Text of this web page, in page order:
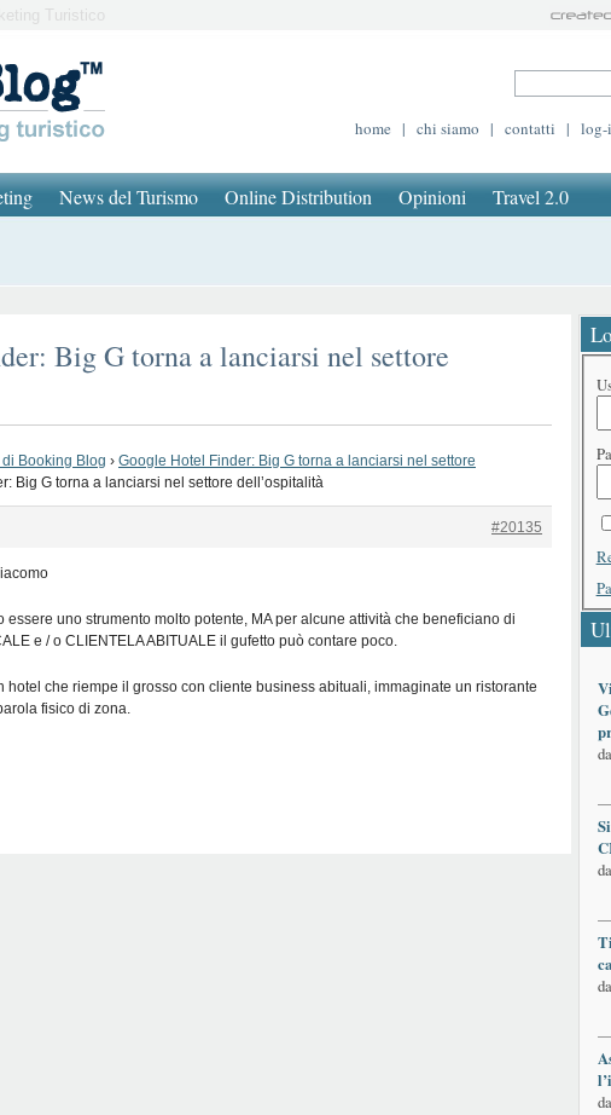
Turistico
home | chi siamo | contatti | log-
News del Turismo Online Distribution Opinioni Travel 2.0
Big G torna a lanciarsi nel settore
Booking Blog › Google Hotel Finder: Big G torna a lanciarsi nel settore
Big G torna a lanciarsi nel settore dell’ospitalità
#20135
essere uno strumento molto potente, MA per alcune attività che beneficiano di
e / o CLIENTELA ABITUALE il gufetto può contare poco.
hotel che riempe il grosso con cliente business abituali, immaginate un ristorante
fisico di zona.
da
da
da
da